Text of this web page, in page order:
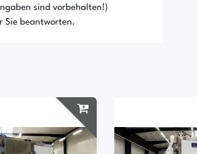
sind vorbehalten!)
Sie beantworten.